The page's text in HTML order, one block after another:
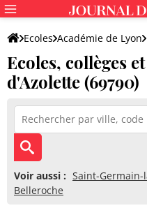
Ecoles Académie de Lyon
Ecoles, collèges
d'Azolette (69790)
Voir aussi : Saint-
Belleroche